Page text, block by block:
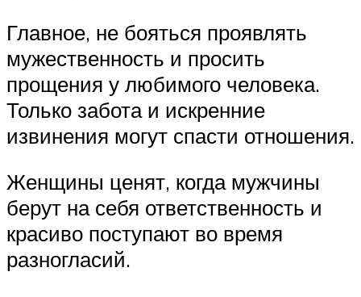
Главное, не бояться проявлять
мужественность и просить
прощения у любимого человека.
Только забота и искренние
извинения могут спасти отношения.
Женщины ценят, когда мужчины
берут на себя ответственность и
красиво поступают во время
разногласий.